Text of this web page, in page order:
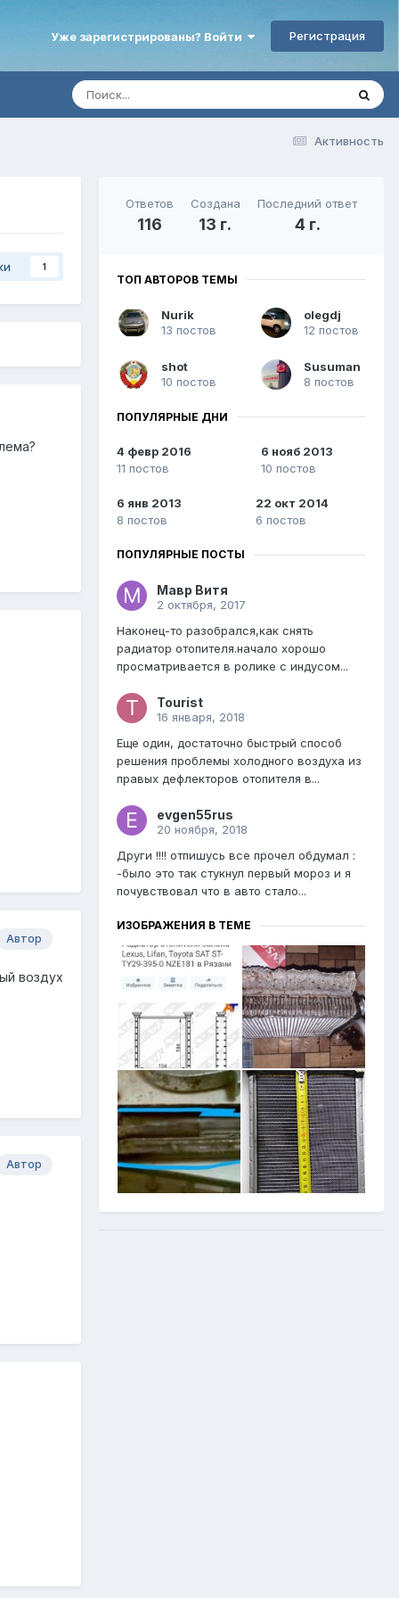
Уже зарегистрированы? Войти Регистрация
Активность
1
Автор
воздух
Автор
Ответов
116
Создана
13 г.
Последний ответ
4 г.
ТОП АВТОРОВ ТЕМЫ
Nurik
13 постов
olegdj
12 постов
shot
10 постов
Susuman
8 постов
ПОПУЛЯРНЫЕ ДНИ
4 февр 2016
11 постов
6 нояб 2013
10 постов
6 янв 2013
8 постов
22 окт 2014
6 постов
ПОПУЛЯРНЫЕ ПОСТЫ
Мавр Витя
2 октября, 2017
Наконец-то разобрался,как снять
радиатор отопителя.начало хорошо
просматривается в ролике с индусом...
Tourist
16 января, 2018
Еще один, достаточно быстрый способ
решения проблемы холодного воздуха из
правых дефлекторов отопителя в...
evgen55rus
20 ноября, 2018
Други !!!! отпишусь все прочел обдумал :
-было это так стукнул первый мороз и я
почувствовал что в авто стало...
ИЗОБРАЖЕНИЯ В ТЕМЕ